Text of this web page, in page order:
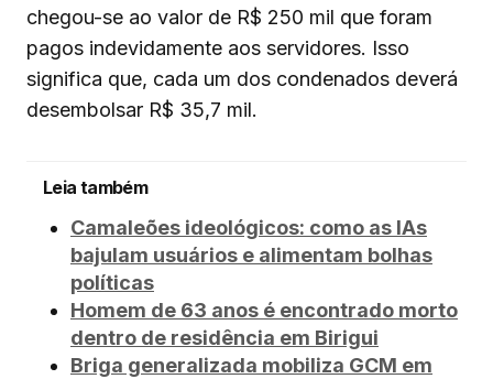
chegou-se ao valor de R$ 250 mil que foram
pagos indevidamente aos servidores. Isso
significa que, cada um dos condenados deverá
desembolsar R$ 35,7 mil.
Leia também
Camaleões ideológicos: como as IAs
bajulam usuários e alimentam bolhas
políticas
Homem de 63 anos é encontrado morto
dentro de residência em Birigui
Briga generalizada mobiliza GCM em